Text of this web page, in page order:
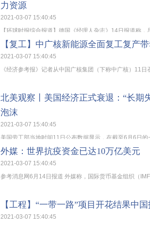
力资源
2021-03-07 15:40:45
【环球时报综合报道】德国《经理人杂志》14日报道称，
【复工】中广核新能源全面复工复产
2021-03-07 15:40:45
《经济参考报》记者从中国广核集团（下称中广核）11日
北美观察丨美国经济正式衰退：“长期
泡沫
2021-03-07 15:40:45
美国劳工部当地时间11日公布数据显示，在截至6月6日的
外媒：世界抗疫资金已达10万亿美元
2021-03-07 15:40:45
参考消息网6月14日报道 外媒称，国际货币基金组织（
【工程】“一带一路”项目开花结果中
2021-03-07 15:40:45